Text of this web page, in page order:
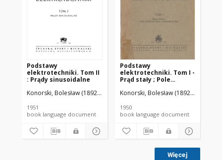
Podstawy
elektrotechniki. Tom II
: Prądy sinusoidalne
Konorski, Bolesław (1892-1986).
1951
book language document
Podstawy
elektrotechniki. Tom I -
Prąd stały ; Pole
magnetyczne
Konorski, Bolesław (1892-1986).
1950
book language document
Więcej